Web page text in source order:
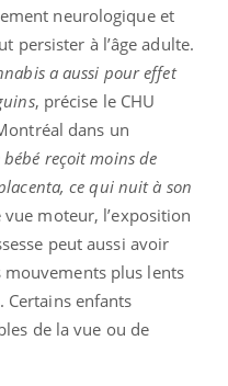
neurologique et
persister à l’âge adulte.
a aussi pour effet
, précise le CHU
dans un
reçoit moins de
ce qui nuit à son
vue moteur, l’exposition
peut aussi avoir
mouvements plus lents
Certains enfants
de la vue ou de